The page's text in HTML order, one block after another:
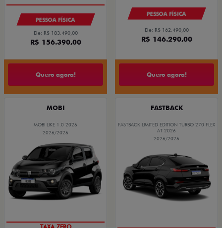
PESSOA FÍSICA
De: R$ 183.490,00
R$ 156.390,00
Quero agora!
PESSOA FÍSICA
De: R$ 162.490,00
R$ 146.290,00
Quero agora!
MOBI
MOBI LIKE 1.0 2026
2026/2026
TAXA ZERO
FASTBACK
FASTBACK LIMITED EDITION TURBO 270 FLEX
AT 2026
2026/2026